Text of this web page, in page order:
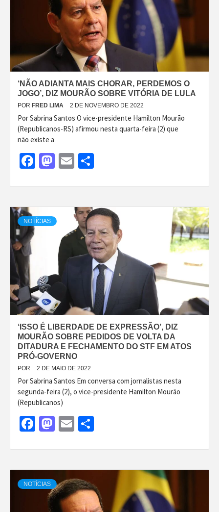
‘NÃO ADIANTA MAIS CHORAR, PERDEMOS O
JOGO’, DIZ MOURÃO SOBRE VITÓRIA DE LULA
POR FRED LIMA 2 DE NOVEMBRO DE 2022
Por Sabrina Santos O vice-presidente Hamilton Mourão
(Republicanos-RS) afirmou nesta quarta-feira (2) que
não existe a
Facebook
Mastodon
Email
NOTÍCIAS
‘ISSO É LIBERDADE DE EXPRESSÃO’, DIZ
MOURÃO SOBRE PEDIDOS DE VOLTA DA
DITADURA E FECHAMENTO DO STF EM ATOS
PRÓ-GOVERNO
POR 2 DE MAIO DE 2022
Por Sabrina Santos Em conversa com jornalistas nesta
segunda-feira (2), o vice-presidente Hamilton Mourão
(Republicanos)
Facebook
Mastodon
Email
NOTÍCIAS